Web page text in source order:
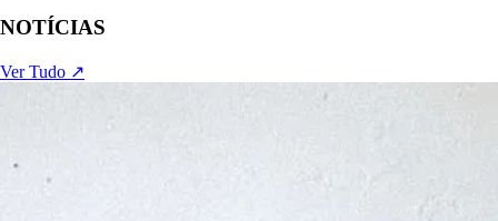
NOTÍCIAS
Ver Tudo ↗